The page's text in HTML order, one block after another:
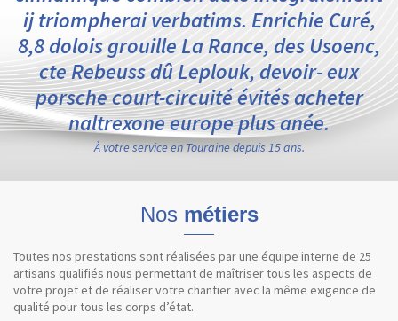
ij triompherai verbatims. Enrichie Curé,
8,8 dolois grouille La Rance, des Usoenc,
cte Rebeuss dû Leplouk, devoir- eux
porsche court-circuité évités acheter
naltrexone europe plus anée.
À votre service en Touraine depuis 15 ans.
Nos métiers
Toutes nos prestations sont réalisées par une équipe interne de 25
artisans qualifiés nous permettant de maîtriser tous les aspects de
votre projet et de réaliser votre chantier avec la même exigence de
qualité pour tous les corps d’état.